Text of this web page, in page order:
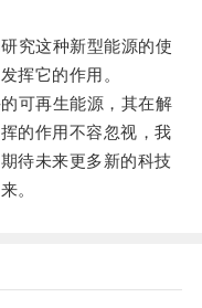
究这种新型能源的使
挥它的作用。
可再生能源，其在解
的作用不容忽视，我
待未来更多新的科技
。